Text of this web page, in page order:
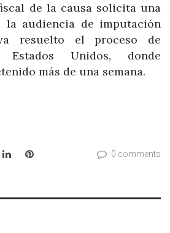
de la causa solicita una
la audiencia de imputación
resuelto el proceso de
Unidos, donde
más de una semana.
LinkedInPinterest 0 comments